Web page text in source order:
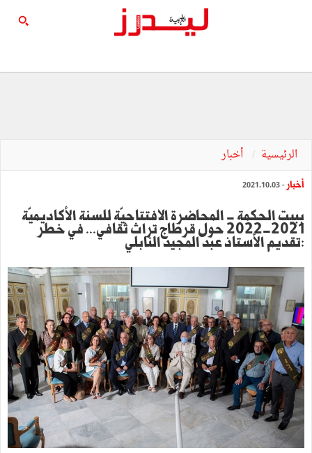
الرئيسية أخبار
أخبار - 2021.10.03
ببيت الحكمة - المحاضرة الافتتاحيّة للسنة الأكاديميّة
2021-2022 حول قرطاج تراث ثقافي... في خطر
:تقديم الأستاذ عبد المجيد النابلي